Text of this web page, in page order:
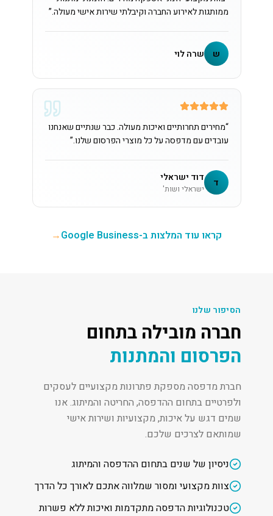
ממותגות לאירוע החברה וקיבלתי שירות אישי מעולה.”
ש שרה לוי
“מחירים תחרותיים ואיכות מעולה. כבר שנתיים שאנחנו
עובדים עם מדפסה על כל מוצרי הפרסום שלנו.”
ד דוד ישראלי
ישראלי ושות'
קראו עוד המלצות ב-Google Business →
הסיפור שלנו
חברה מובילה בתחום
הפרסום והמתנות
חברת מדפסה מספקת פתרונות מקצועיים לעסקים
ולפרטיים בתחום ההדפסה, החריטה והמיתוג. אנו
שמים דגש על איכות, מקצועיות ושירות אישי
שמותאם לצרכים שלכם.
ניסיון של שנים בתחום ההדפסה והמיתוג
צוות מקצועי ומסור שמלווה אתכם לאורך כל הדרך
טכנולוגיות הדפסה מתקדמות ואיכות ללא פשרות